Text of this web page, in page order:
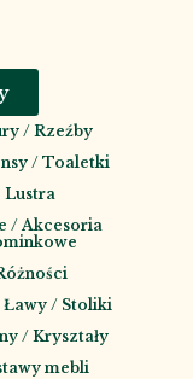
/ Rzeźby
/ Toaletki
Lustra
/ Akcesoria
Ławy / Stoliki
/ Kryształy
mebli